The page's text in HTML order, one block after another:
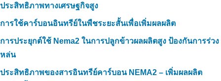
ประสิทธิภาพทางเศรษฐกิจสูง
การใช้คาร์บอนอินทรีย์ในพืชระยะสั้นเพื่อเพิ่มผลผลิต
การประยุกต์ใช้ Nema2 ในการปลูกข้าวผลผลิตสูง ป้องกันการร่วง
หล่น
ประสิทธิภาพของสารอินทรีย์คาร์บอน NEMA2 – เพิ่มผลผลิต